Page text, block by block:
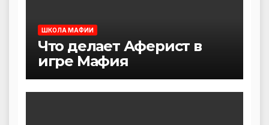
ШКОЛА МАФИИ
Что делает Аферист в
игре Мафия